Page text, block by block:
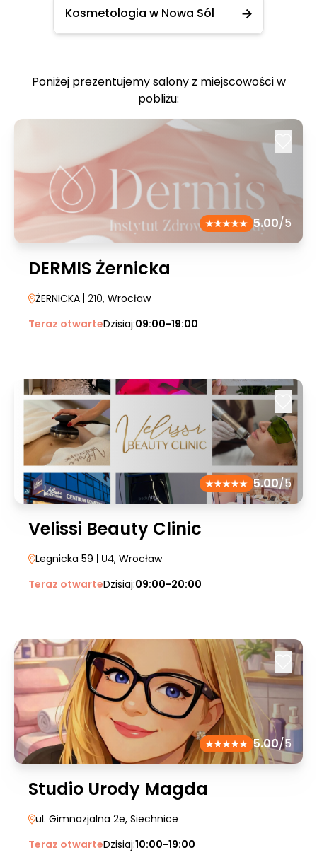
Kosmetologia w Nowa Sól
Poniżej prezentujemy salony z miejscowości w
pobliżu:
5.00/5
DERMIS Żernicka
ŻERNICKA | 210, Wrocław
Teraz otwarteDzisiaj:09:00-19:00
5.00/5
Velissi Beauty Clinic
Legnicka 59 | U4, Wrocław
Teraz otwarteDzisiaj:09:00-20:00
5.00/5
Studio Urody Magda
ul. Gimnazjalna 2e, Siechnice
Teraz otwarteDzisiaj:10:00-19:00